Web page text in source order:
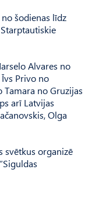
šodienas līdz
Alvares no
Privo no
no Gruzijas
arī Latvijas
Olga
svētkus organizē